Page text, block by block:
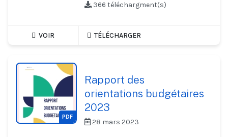
366 téléchargment(s)
VOIR TÉLÉCHARGER
PDF
Rapport des
orientations budgétaires
2023
28 mars 2023